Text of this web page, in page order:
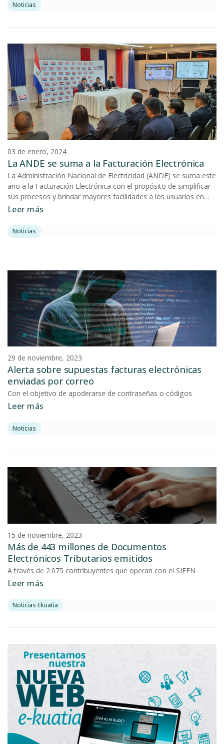
Noticias
03 de enero, 2024
La ANDE se suma a la Facturación Electrónica
La Administración Nacional de Electricidad (ANDE) se suma este
año a la Facturación Electrónica con el propósito de simplificar
sus procesos y brindar mayores facilidades a los usuarios en
cumplimiento de las normativas tributarias vigentes para el
la Dirección Nacional de Ingresos Tributarios (DNIT).
Leer más
Noticias
29 de noviembre, 2023
Alerta sobre supuestas facturas electrónicas
enviadas por correo
Con el objetivo de apoderarse de contraseñas o códigos
Leer más
Noticias
15 de noviembre, 2023
Más de 443 millones de Documentos
Electrónicos Tributarios emitidos
A través de 2.075 contribuyentes que operan con el SIFEN
Leer más
Noticias Ekuatia